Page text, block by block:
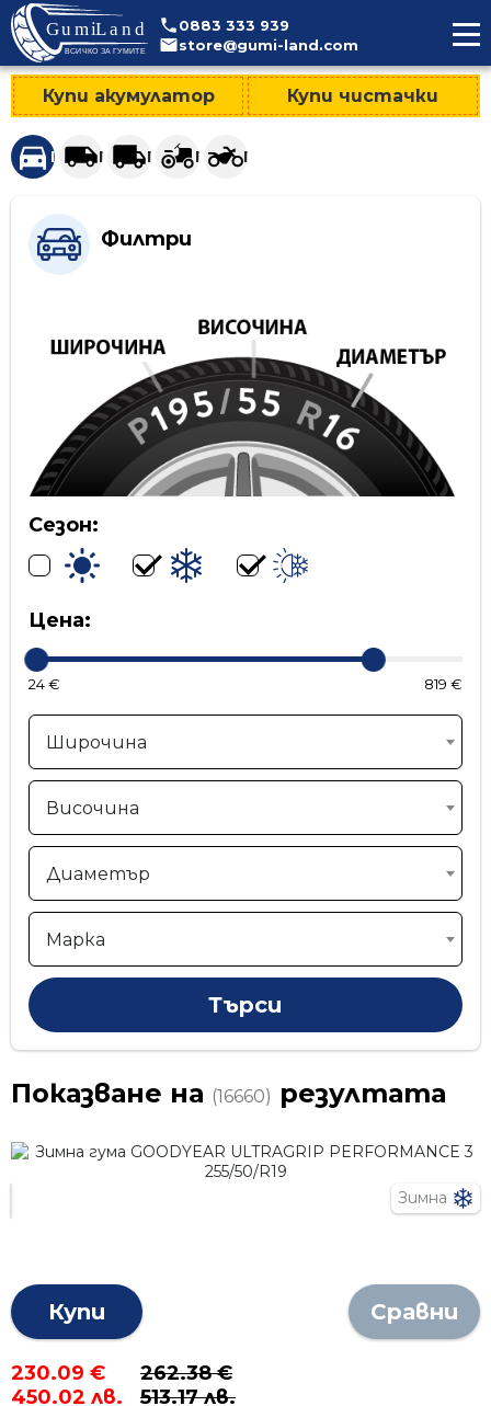
0883 333 939
store@gumi-land.com
Купи акумулатор Купи чистачки
Гуми за леки автомобили и джипове
Гуми за лекотоварни автомобили
Гуми за тежкотоварни автомобили
Гуми за селскостопанска
Гуми за мотоциклети
Филтри
Сезон:
Цена:
24 € 819 €
Широчина
Височина
Диаметър
Марка
Показване на (16660) резултата
Зимна
Купи Сравни
230.09 €
450.02 лв.
262.38 €
513.17 лв.